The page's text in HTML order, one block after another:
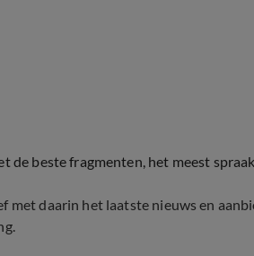
de beste fragmenten, het meest
met daarin het laatste nieuws en
.